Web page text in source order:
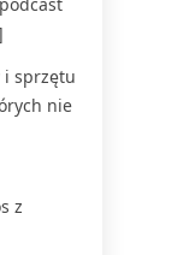
i sprzętu
nie
z